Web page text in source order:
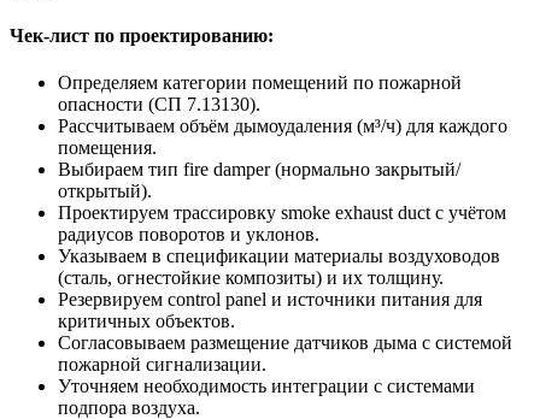
Чек-лист по проектированию:
Определяем категории помещений по пожарной
опасности (СП 7.13130).
Рассчитываем объём дымоудаления (м³/ч) для каждого
помещения.
Выбираем тип fire damper (нормально закрытый/
открытый).
Проектируем трассировку smoke exhaust duct с учётом
радиусов поворотов и уклонов.
Указываем в спецификации материалы воздуховодов
(сталь, огнестойкие композиты) и их толщину.
Резервируем control panel и источники питания для
критичных объектов.
Согласовываем размещение датчиков дыма с системой
пожарной сигнализации.
Уточняем необходимость интеграции с системами
подпора воздуха.